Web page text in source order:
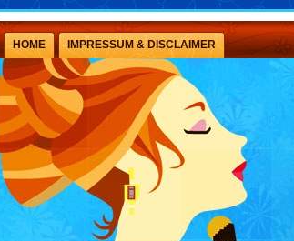
HOME IMPRESSUM & DISCLAIMER